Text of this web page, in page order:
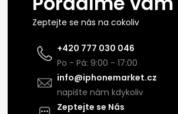
Zeptejte se nás na cokoliv
+420 777 030 046
Po - Pá: 9:00 - 17:00
info@iphonemarket.cz
napište nám kdykoliv
Zeptejte se Nás